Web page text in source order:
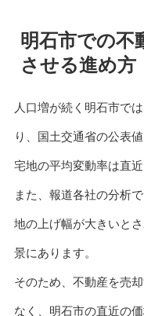
明石市での不
させる進め方
人口増が続く明石市で
り、国土交通省の公表
宅地の平均変動率は直
また、報道各社の分析
地の上げ幅が大きいと
景にあります。
そのため、不動産を売
なく、明石市の直近の